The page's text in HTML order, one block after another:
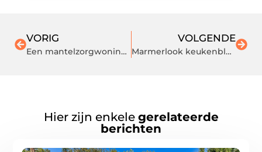
VORIG
Een mantelzorgwoning kopen voor plaatsing aan huis
VOLGENDE
Marmerlook keukenblad voor een moderne keuken interieur
Hier zijn enkele gerelateerde
berichten